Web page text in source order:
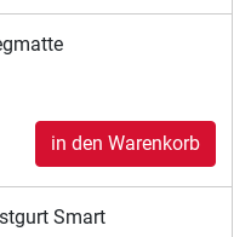
in den Warenkorb
Smart